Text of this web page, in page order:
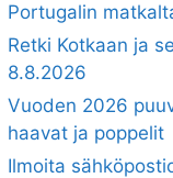
Portugalin
Retki Kotkaan ja
8.8.2026
Vuoden 2026
haavat ja poppelit
Ilmoita